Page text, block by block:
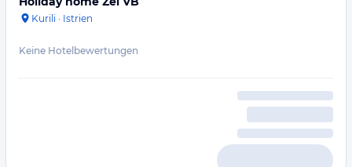
Kurili · Istrien
Keine Hotelbewertungen